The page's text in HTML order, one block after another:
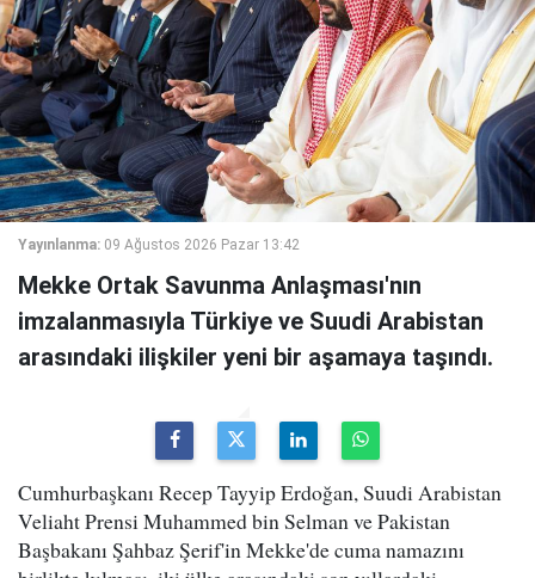
Yayınlanma: 09 Ağustos 2026 Pazar 13:42
Mekke Ortak Savunma Anlaşması'nın
imzalanmasıyla Türkiye ve Suudi Arabistan
arasındaki ilişkiler yeni bir aşamaya taşındı.
Cumhurbaşkanı Recep Tayyip Erdoğan, Suudi Arabistan
Veliaht Prensi Muhammed bin Selman ve Pakistan
Başbakanı Şahbaz Şerif'in Mekke'de cuma namazını